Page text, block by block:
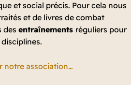
et social précis. Pour cela nous
et de livres de combat
des entraînements réguliers pour
notre association…